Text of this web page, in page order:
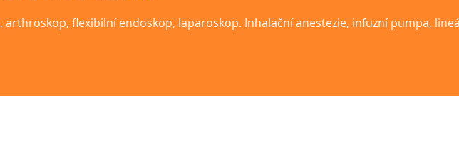
, arthroskop, flexibilní endoskop, laparoskop. Inhalační anestezie, infuzní pumpa,